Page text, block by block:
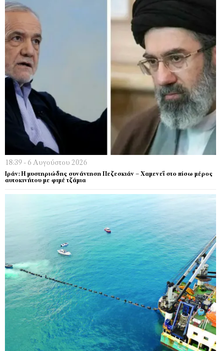
18:39 - 6 Αυγούστου 2026
Ιράν: Η μυστηριώδης συνάντηση Πεζεσκιάν – Χαμενεΐ στο πίσω μέρος
αυτοκινήτου με φιμέ τζάμια